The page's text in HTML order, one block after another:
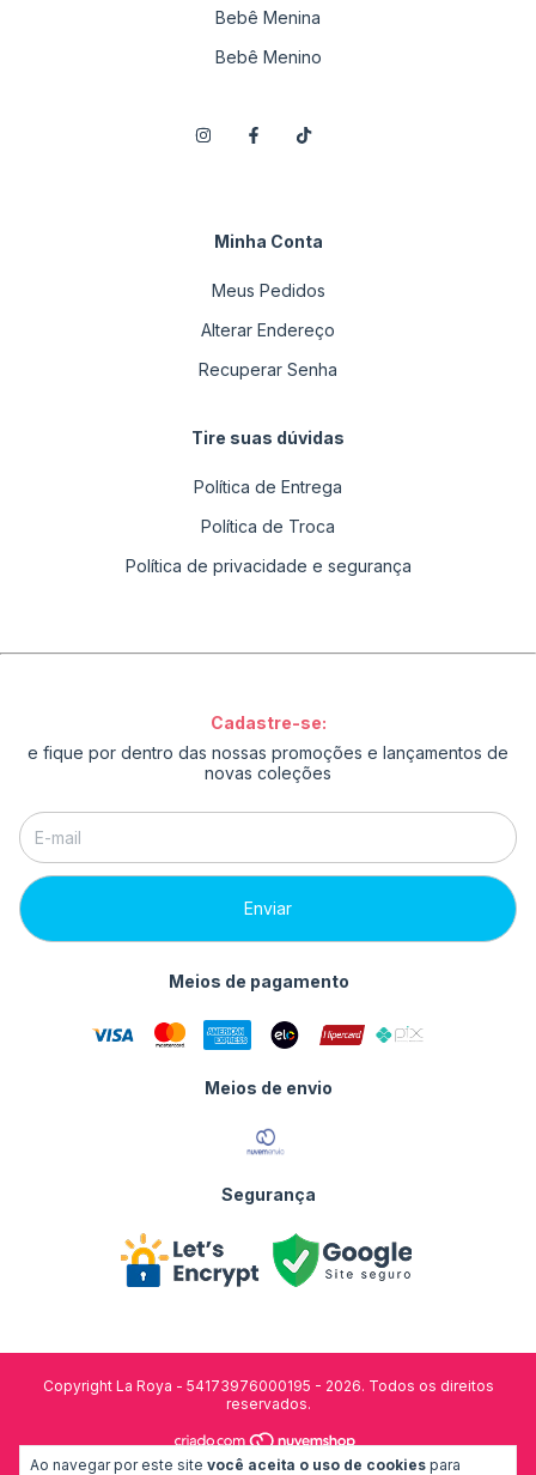
Ao navegar por este site você aceita o uso de cookies para
Bebê Menina
Bebê Menino
Minha Conta
Meus Pedidos
Alterar Endereço
Recuperar Senha
Tire suas dúvidas
Política de Entrega
Política de Troca
Política de privacidade e segurança
Cadastre-se:
e fique por dentro das nossas promoções e lançamentos de
novas coleções
Meios de pagamento
Meios de envio
Segurança
Copyright La Roya - 54173976000195 - 2026. Todos os direitos
reservados.